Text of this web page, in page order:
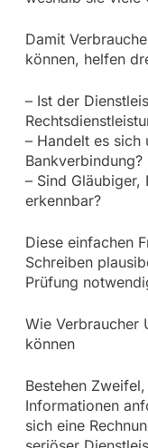
Damit
können, helfen
– Ist der
– Handelt es sich
Bankverbindung?
– Sind Gläubiger,
erkennbar?
Diese einfachen
Schreiben
Prüfung
Wie Verbraucher
können
Bestehen
Informationen
sich eine